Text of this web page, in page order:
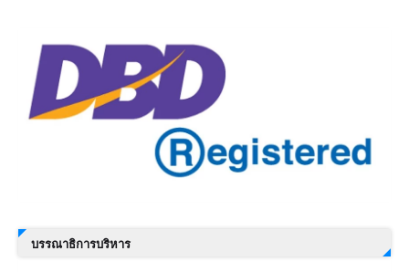
บรรณาธิการบริหาร